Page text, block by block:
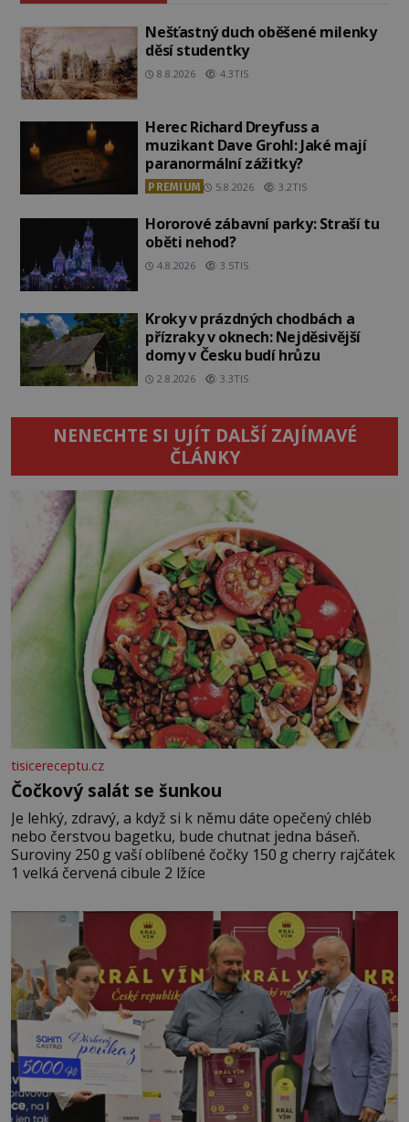
Nešťastný duch oběšené milenky
děsí studentky
8.8.2026 4.3TIS
Herec Richard Dreyfuss a
muzikant Dave Grohl: Jaké mají
paranormální zážitky?
PREMIUM 5.8.2026 3.2TIS
Hororové zábavní parky: Straší tu
oběti nehod?
4.8.2026 3.5TIS
Kroky v prázdných chodbách a
přízraky v oknech: Nejděsivější
domy v Česku budí hrůzu
2.8.2026 3.3TIS
NENECHTE SI UJÍT DALŠÍ ZAJÍMAVÉ
ČLÁNKY
tisicereceptu.cz
Čočkový salát se šunkou
Je lehký, zdravý, a když si k němu dáte opečený chléb
nebo čerstvou bagetku, bude chutnat jedna báseň.
Suroviny 250 g vaší oblíbené čočky 150 g cherry rajčátek
1 velká červená cibule 2 lžíce